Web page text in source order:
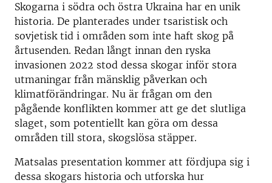
Skogarna i södra och östra Ukraina har en unik
historia. De planterades under tsaristisk och
sovjetisk tid i områden som inte haft skog på
årtusenden. Redan långt innan den ryska
invasionen 2022 stod dessa skogar inför stora
utmaningar från mänsklig påverkan och
klimatförändringar. Nu är frågan om den
pågående konflikten kommer att ge det slutliga
slaget, som potentiellt kan göra om dessa
områden till stora, skogslösa stäpper.
Matsalas presentation kommer att fördjupa sig i
dessa skogars historia och utforska hur